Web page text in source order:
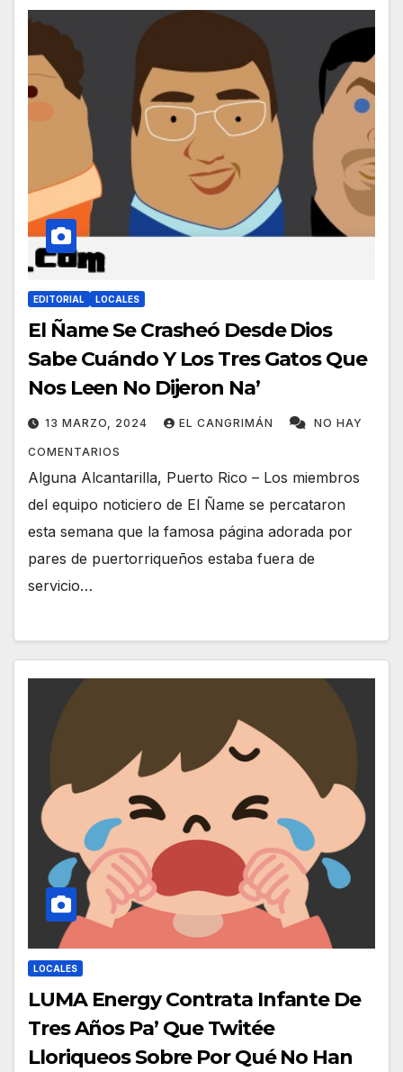
EDITORIAL LOCALES
El Ñame Se Crasheó Desde Dios
Sabe Cuándo Y Los Tres Gatos Que
Nos Leen No Dijeron Na’
13 MARZO, 2024 EL CANGRIMÁN NO HAY
COMENTARIOS
Alguna Alcantarilla, Puerto Rico – Los miembros
del equipo noticiero de El Ñame se percataron
esta semana que la famosa página adorada por
pares de puertorriqueños estaba fuera de
servicio…
LOCALES
LUMA Energy Contrata Infante De
Tres Años Pa’ Que Twitée
Lloriqueos Sobre Por Qué No Han